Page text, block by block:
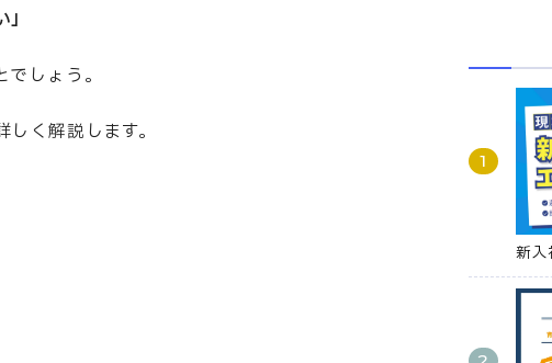
しょう。
く解説します。
新入